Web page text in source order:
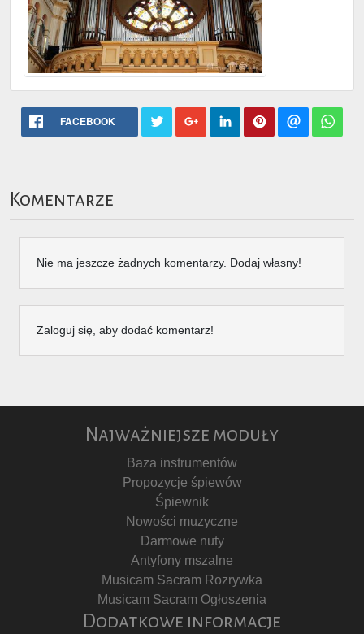
FACEBOOK
Komentarze
Nie ma jeszcze żadnych komentarzy. Dodaj własny!
Zaloguj się, aby dodać komentarz!
Najważniejsze moduły
Baza instrumentów
Propozycje śpiewów
Śpiewnik
Nowości muzyczne
Darmowe nuty
Antyfony mszalne
Musicam Sacram Rozrywka
Musicam Sacram Ogłoszenia
Dodatkowe informacje